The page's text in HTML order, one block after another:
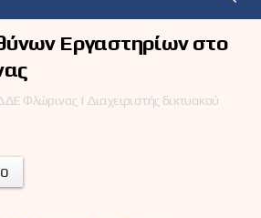
Εργαστηρίων στο
Φλώρινας | Διαχειριστής δικτυακού